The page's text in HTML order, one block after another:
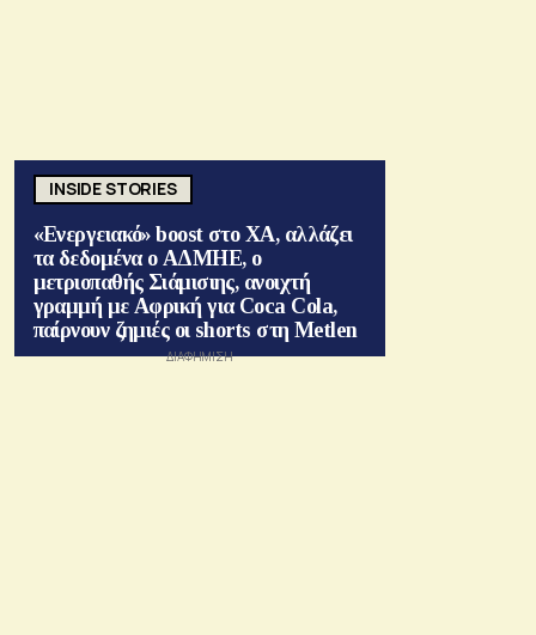
INSIDE STORIES
«Ενεργειακό» boost στο ΧΑ, αλλάζει
τα δεδομένα ο ΑΔΜΗΕ, ο
μετριοπαθής Σιάμισιης, ανοιχτή
γραμμή με Αφρική για Coca Cola,
παίρνουν ζημιές οι shorts στη Metlen